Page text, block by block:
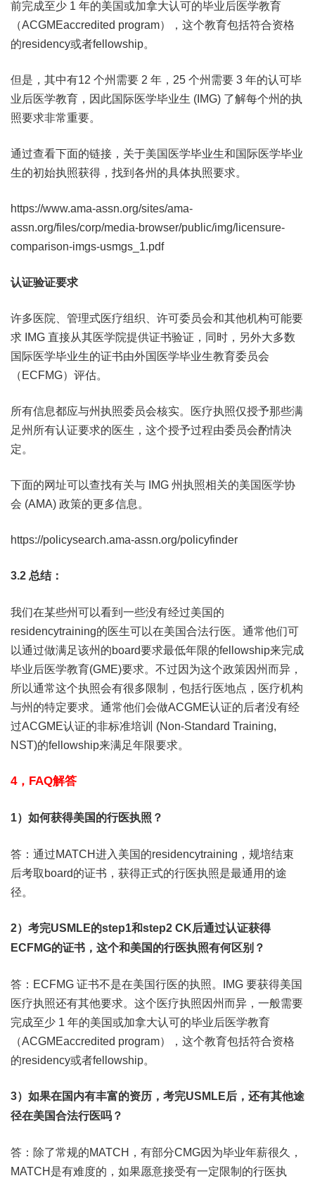
前完成至少 1 年的美国或加拿大认可的毕业后医学教育
（ACGMEaccredited program），这个教育包括符合资格
的residency或者fellowship。
但是，其中有12 个州需要 2 年，25 个州需要 3 年的认可毕
业后医学教育，因此国际医学毕业生 (IMG) 了解每个州的执
照要求非常重要。
通过查看下面的链接，关于美国医学毕业生和国际医学毕业
生的初始执照获得，找到各州的具体执照要求。
https://www.ama-assn.org/sites/ama-
assn.org/files/corp/media-browser/public/img/licensure-
comparison-imgs-usmgs_1.pdf
认证验证要求
许多医院、管理式医疗组织、许可委员会和其他机构可能要
求 IMG 直接从其医学院提供证书验证，同时，另外大多数
国际医学毕业生的证书由外国医学毕业生教育委员会
（ECFMG）评估。
所有信息都应与州执照委员会核实。医疗执照仅授予那些满
足州所有认证要求的医生，这个授予过程由委员会酌情决
定。
下面的网址可以查找有关与 IMG 州执照相关的美国医学协
会 (AMA) 政策的更多信息。
https://policysearch.ama-assn.org/policyfinder
3.2 总结：
我们在某些州可以看到一些没有经过美国的
residencytraining的医生可以在美国合法行医。通常他们可
以通过做满足该州的board要求最低年限的fellowship来完成
毕业后医学教育(GME)要求。不过因为这个政策因州而异，
所以通常这个执照会有很多限制，包括行医地点，医疗机构
与州的特定要求。通常他们会做ACGME认证的后者没有经
过ACGME认证的非标准培训 (Non-Standard Training,
NST)的fellowship来满足年限要求。
4，FAQ解答
1）如何获得美国的行医执照？
答：通过MATCH进入美国的residencytraining，规培结束
后考取board的证书，获得正式的行医执照是最通用的途
径。
2）考完USMLE的step1和step2 CK后通过认证获得
ECFMG的证书，这个和美国的行医执照有何区别？
答：ECFMG 证书不是在美国行医的执照。IMG 要获得美国
医疗执照还有其他要求。这个医疗执照因州而异，一般需要
完成至少 1 年的美国或加拿大认可的毕业后医学教育
（ACGMEaccredited program），这个教育包括符合资格
的residency或者fellowship。
3）如果在国内有丰富的资历，考完USMLE后，还有其他途
径在美国合法行医吗？
答：除了常规的MATCH，有部分CMG因为毕业年薪很久，
MATCH是有难度的，如果愿意接受有一定限制的行医执